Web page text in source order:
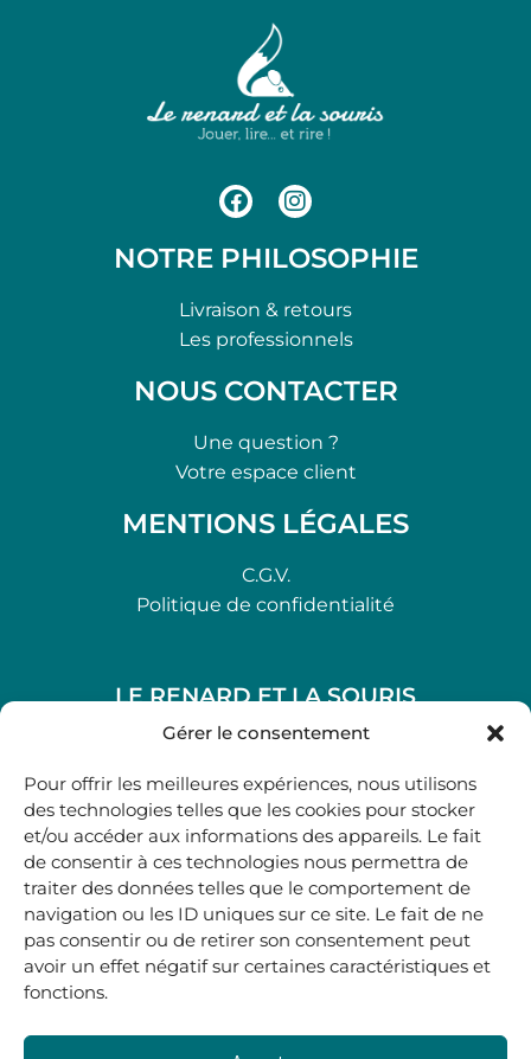
Gérer le consentement
Pour offrir les meilleures expériences, nous utilisons
des technologies telles que les cookies pour stocker
et/ou accéder aux informations des appareils. Le fait
de consentir à ces technologies nous permettra de
traiter des données telles que le comportement de
navigation ou les ID uniques sur ce site. Le fait de ne
pas consentir ou de retirer son consentement peut
avoir un effet négatif sur certaines caractéristiques et
fonctions.
NOTRE PHILOSOPHIE
Livraison & retours
Les professionnels
NOUS CONTACTER
Une question ?
Votre espace client
MENTIONS LÉGALES
C.G.V.
Politique de confidentialité
LE RENARD ET LA SOURIS
48, rue Maubec 33210 LANGON
05 40 41 37 18
.
MARDI AU SAMEDI
10H00-12H45 | 14H00 -19H00
boutique@lerenardetlasouris.com